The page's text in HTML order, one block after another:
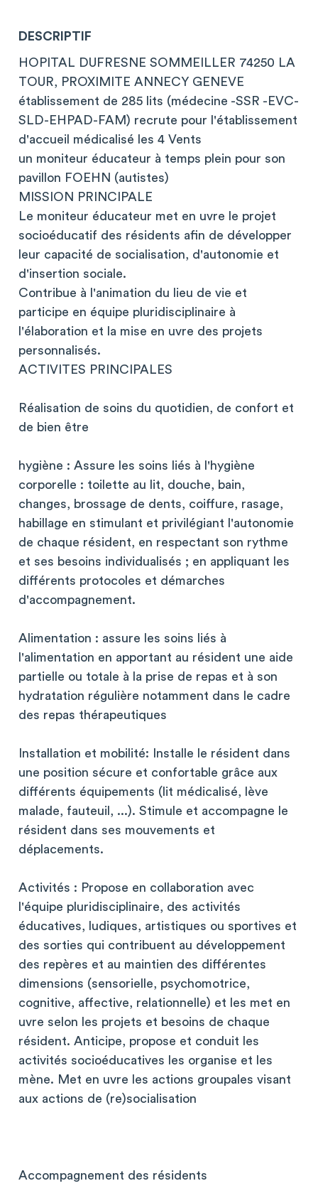
DESCRIPTIF
HOPITAL DUFRESNE SOMMEILLER 74250 LA
TOUR, PROXIMITE ANNECY GENEVE
établissement de 285 lits (médecine -SSR -EVC-
SLD-EHPAD-FAM) recrute pour l'établissement
d'accueil médicalisé les 4 Vents
un moniteur éducateur à temps plein pour son
pavillon FOEHN (autistes)
MISSION PRINCIPALE
Le moniteur éducateur met en uvre le projet
socioéducatif des résidents afin de développer
leur capacité de socialisation, d'autonomie et
d'insertion sociale.
Contribue à l'animation du lieu de vie et
participe en équipe pluridisciplinaire à
l'élaboration et la mise en uvre des projets
personnalisés.
ACTIVITES PRINCIPALES
Réalisation de soins du quotidien, de confort et
de bien être
hygiène : Assure les soins liés à l'hygiène
corporelle : toilette au lit, douche, bain,
changes, brossage de dents, coiffure, rasage,
habillage en stimulant et privilégiant l'autonomie
de chaque résident, en respectant son rythme
et ses besoins individualisés ; en appliquant les
différents protocoles et démarches
d'accompagnement.
Alimentation : assure les soins liés à
l'alimentation en apportant au résident une aide
partielle ou totale à la prise de repas et à son
hydratation régulière notamment dans le cadre
des repas thérapeutiques
Installation et mobilité: Installe le résident dans
une position sécure et confortable grâce aux
différents équipements (lit médicalisé, lève
malade, fauteuil, ...). Stimule et accompagne le
résident dans ses mouvements et
déplacements.
Activités : Propose en collaboration avec
l'équipe pluridisciplinaire, des activités
éducatives, ludiques, artistiques ou sportives et
des sorties qui contribuent au développement
des repères et au maintien des différentes
dimensions (sensorielle, psychomotrice,
cognitive, affective, relationnelle) et les met en
uvre selon les projets et besoins de chaque
résident. Anticipe, propose et conduit les
activités socioéducatives les organise et les
mène. Met en uvre les actions groupales visant
aux actions de (re)socialisation
Accompagnement des résidents